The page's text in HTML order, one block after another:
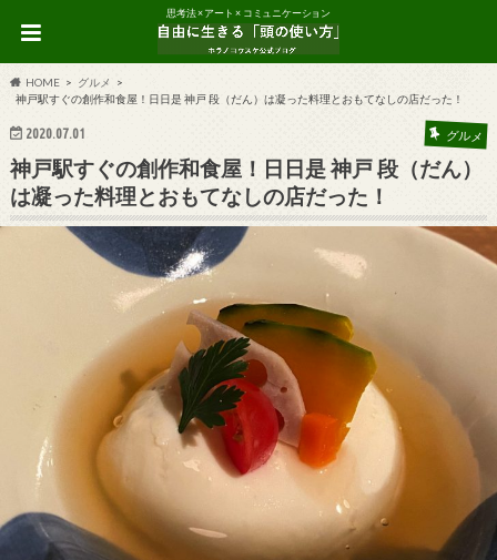
思考法 × アート × コミュニケーション
HOME
グルメ
神戸駅すぐの創作和食屋！日日是 神戸 段（だん）は凝った料理とおもてなしの店だった！
2020.07.01 グルメ
神戸駅すぐの創作和食屋！日日是 神戸 段（だん）
は凝った料理とおもてなしの店だった！